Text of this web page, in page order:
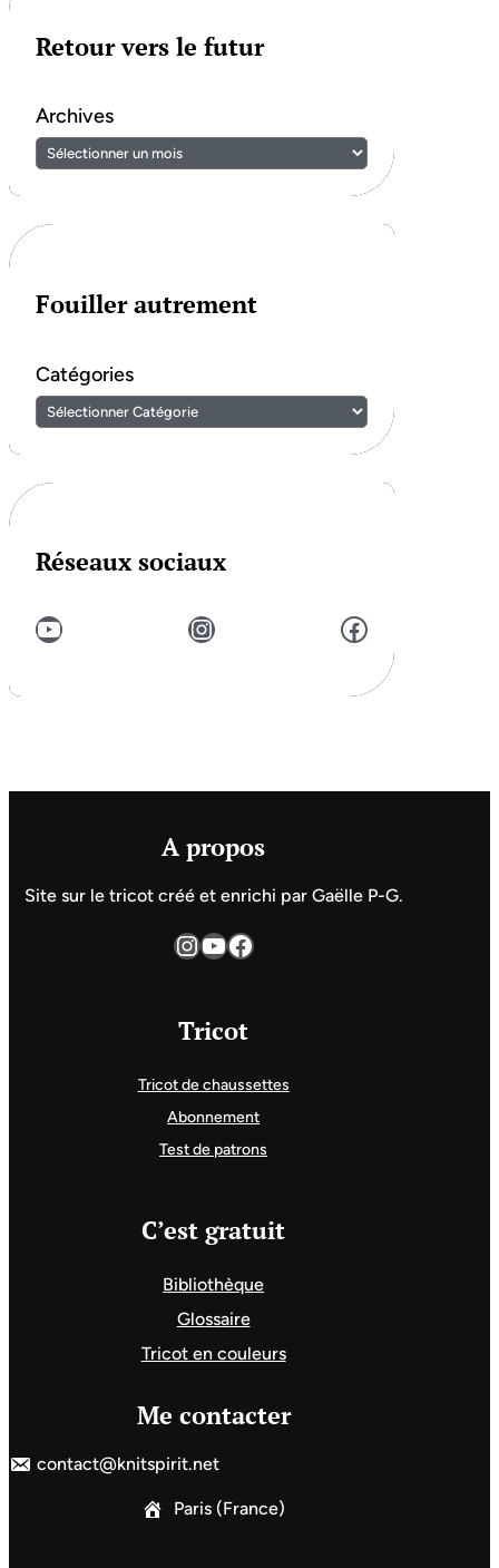
Retour vers le futur
Archives
Fouiller autrement
Catégories
Réseaux sociaux
YouTube Instagram Facebook
A propos
Site sur le tricot créé et enrichi par Gaëlle P-G.
InstagramYouTube Facebook
Tricot
Tricot de chaussettes
Abonnement
Test de patrons
C’est gratuit
Bibliothèque
Glossaire
Tricot en couleurs
Me contacter
contact@knitspirit.net
Paris (France)